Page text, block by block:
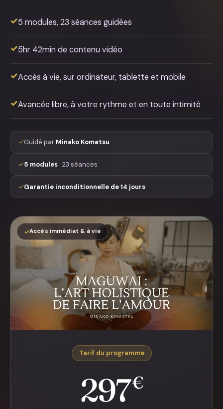
✓5 modules, 23 séances guidées
✓5hr 42min de contenu vidéo
✓Accès à vie, sur ordinateur, tablette et mobile
✓Avancée libre, à votre rythme et en toute intimité
✓Guidé par Minako Komatsu
✓5 modules · 23 séances
✓Garantie inconditionnelle de 14 jours
✓Accès immédiat & à vie
Tarif du programme
297€